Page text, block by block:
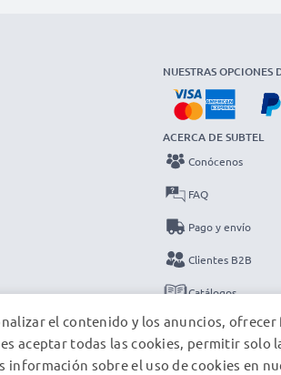
NUESTRAS OPCIONES
ACERCA DE SUBTEL
Conócenos
FAQ
Pago y envío
Clientes B2B
Catálogos
Contacto
el contenido y los anuncios, ofrecer
aceptar todas las cookies, permitir solo
información sobre el uso de cookies en